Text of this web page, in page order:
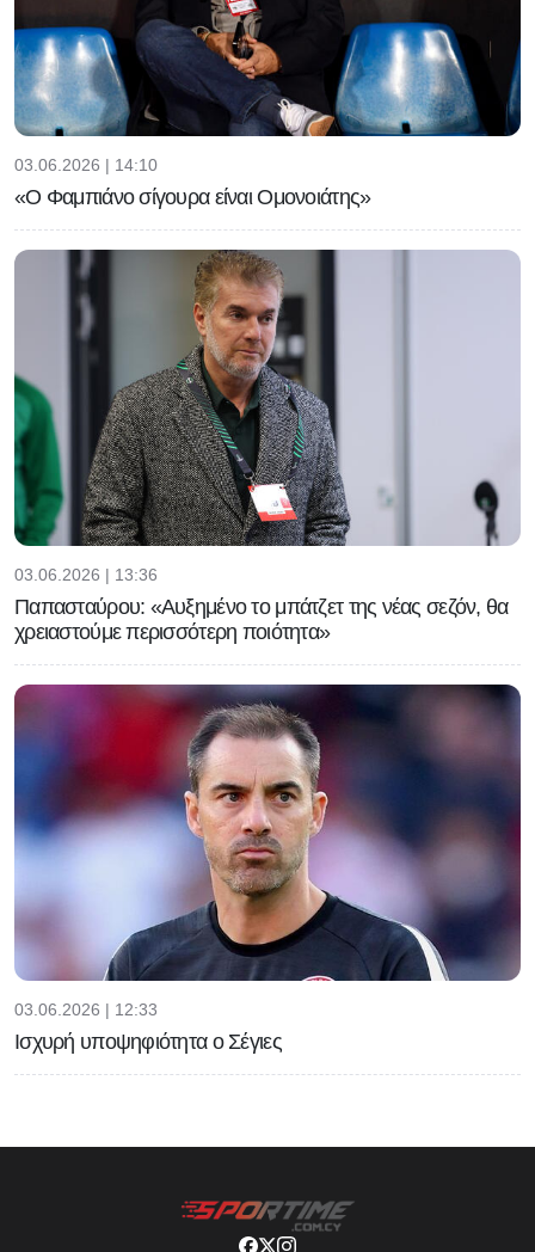
03.06.2026 | 14:10
«Ο Φαμπιάνο σίγουρα είναι Ομονοιάτης»
03.06.2026 | 13:36
Παπασταύρου: «Αυξημένο το μπάτζετ της νέας σεζόν, θα
χρειαστούμε περισσότερη ποιότητα»
03.06.2026 | 12:33
Ισχυρή υποψηφιότητα ο Σέγιες